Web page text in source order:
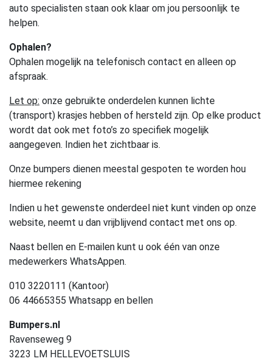
auto specialisten staan ook klaar om jou persoonlijk te
helpen.
Ophalen?
Ophalen mogelijk na telefonisch contact en alleen op
afspraak.
Let op: onze gebruikte onderdelen kunnen lichte
(transport) krasjes hebben of hersteld zijn. Op elke product
wordt dat ook met foto’s zo specifiek mogelijk
aangegeven. Indien het zichtbaar is.
Onze bumpers dienen meestal gespoten te worden hou
hiermee rekening
Indien u het gewenste onderdeel niet kunt vinden op onze
website, neemt u dan vrijblijvend contact met ons op.
Naast bellen en E-mailen kunt u ook één van onze
medewerkers WhatsAppen.
010 3220111 (Kantoor)
06 44665355 Whatsapp en bellen
Bumpers.nl
Ravenseweg 9
3223 LM HELLEVOETSLUIS